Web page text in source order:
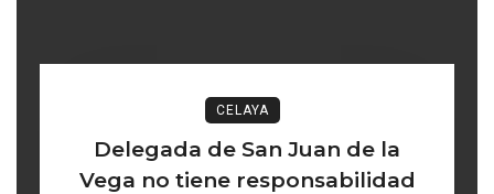
CELAYA
Delegada de San Juan de la
Vega no tiene responsabilidad